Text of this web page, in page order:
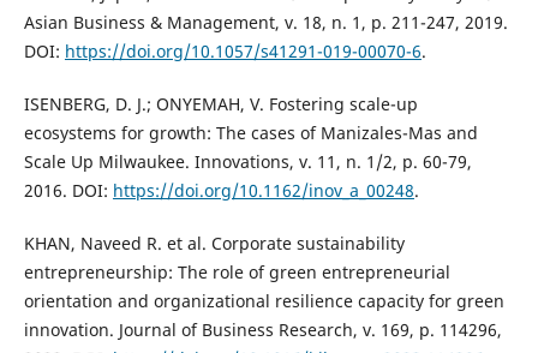
Asian Business & Management, v. 18, n. 1, p. 211-247, 2019.
DOI: https://doi.org/10.1057/s41291-019-00070-6.
ISENBERG, D. J.; ONYEMAH, V. Fostering scale-up
ecosystems for growth: The cases of Manizales-Mas and
Scale Up Milwaukee. Innovations, v. 11, n. 1/2, p. 60-79,
2016. DOI: https://doi.org/10.1162/inov_a_00248.
KHAN, Naveed R. et al. Corporate sustainability
entrepreneurship: The role of green entrepreneurial
orientation and organizational resilience capacity for green
innovation. Journal of Business Research, v. 169, p. 114296,